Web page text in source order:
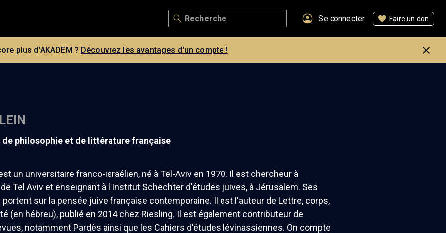
Se connecter Faire un don
plus d'AKADEM ? Découvrez les avantages d'un compte !
de philosophie et de littérature française
un universitaire franco-israélien, né à Tel-Aviv en 1970. Il est chercheur à
Tel Aviv et enseignant à l'Institut Schechter d'études juives, à Jérusalem. Ses
sur la pensée juive française contemporaine. Il est l'auteur de Lettre, corps,
(en hébreu), publié en 2014 chez Riesling. Il est également contributeur de
notamment Pardès ainsi que les Cahiers d'études lévinassiennes. On compte